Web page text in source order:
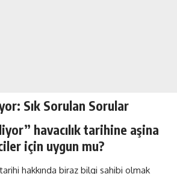
Sık Sorulan Sorular
havacılık tarihine aşina
için uygun mu?
hakkında biraz bilgi sahibi olmak